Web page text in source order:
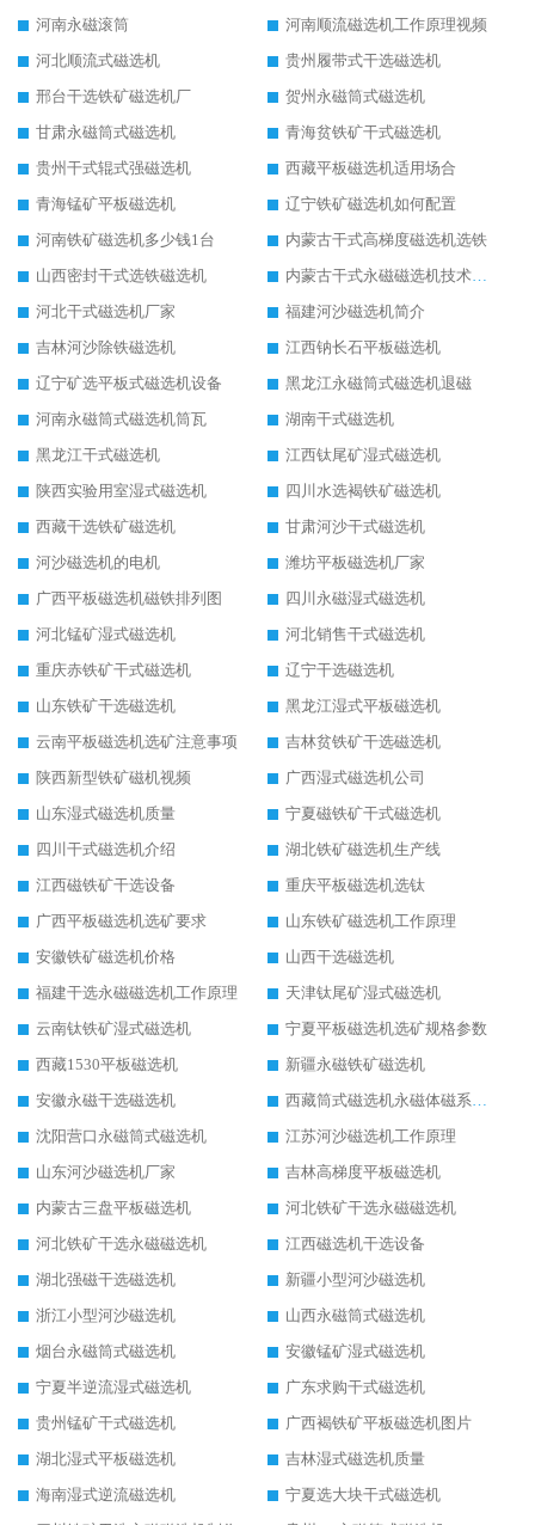
河南永磁滚筒
河南顺流磁选机工作原理视频
河北顺流式磁选机
贵州履带式干选磁选机
邢台干选铁矿磁选机厂
贺州永磁筒式磁选机
甘肃永磁筒式磁选机
青海贫铁矿干式磁选机
贵州干式辊式强磁选机
西藏平板磁选机适用场合
青海锰矿平板磁选机
辽宁铁矿磁选机如何配置
河南铁矿磁选机多少钱1台
内蒙古干式高梯度磁选机选铁
山西密封干式选铁磁选机
内蒙古干式永磁磁选机技术要求
河北干式磁选机厂家
福建河沙磁选机简介
吉林河沙除铁磁选机
江西钠长石平板磁选机
辽宁矿选平板式磁选机设备
黑龙江永磁筒式磁选机退磁
河南永磁筒式磁选机筒瓦
湖南干式磁选机
黑龙江干式磁选机
江西钛尾矿湿式磁选机
陕西实验用室湿式磁选机
四川水选褐铁矿磁选机
西藏干选铁矿磁选机
甘肃河沙干式磁选机
河沙磁选机的电机
潍坊平板磁选机厂家
广西平板磁选机磁铁排列图
四川永磁湿式磁选机
河北锰矿湿式磁选机
河北销售干式磁选机
重庆赤铁矿干式磁选机
辽宁干选磁选机
山东铁矿干选磁选机
黑龙江湿式平板磁选机
云南平板磁选机选矿注意事项
吉林贫铁矿干选磁选机
陕西新型铁矿磁机视频
广西湿式磁选机公司
山东湿式磁选机质量
宁夏磁铁矿干式磁选机
四川干式磁选机介绍
湖北铁矿磁选机生产线
江西磁铁矿干选设备
重庆平板磁选机选钛
广西平板磁选机选矿要求
山东铁矿磁选机工作原理
安徽铁矿磁选机价格
山西干选磁选机
福建干选永磁磁选机工作原理
天津钛尾矿湿式磁选机
云南钛铁矿湿式磁选机
宁夏平板磁选机选矿规格参数
西藏1530平板磁选机
新疆永磁铁矿磁选机
安徽永磁干选磁选机
西藏筒式磁选机永磁体磁系设计
沈阳营口永磁筒式磁选机
江苏河沙磁选机工作原理
山东河沙磁选机厂家
吉林高梯度平板磁选机
内蒙古三盘平板磁选机
河北铁矿干选永磁磁选机
河北铁矿干选永磁磁选机
江西磁选机干选设备
湖北强磁干选磁选机
新疆小型河沙磁选机
浙江小型河沙磁选机
山西永磁筒式磁选机
烟台永磁筒式磁选机
安徽锰矿湿式磁选机
宁夏半逆流湿式磁选机
广东求购干式磁选机
贵州锰矿干式磁选机
广西褐铁矿平板磁选机图片
湖北湿式平板磁选机
吉林湿式磁选机质量
海南湿式逆流磁选机
宁夏选大块干式磁选机